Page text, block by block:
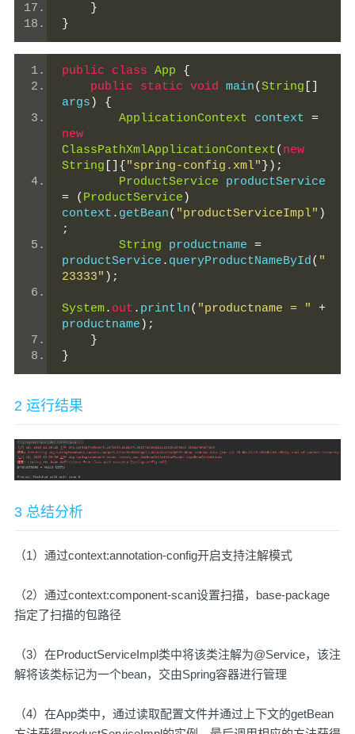
}
}
public class App
{
public
static void main(String
args )
{
ApplicationContext context =
new
ClassPathXmlApplicationContext( new
String []{ "spring-config.xml" });
ProductService
=
( ProductService )
context . getBean( "productServiceImpl" )
;
String productname =
productService . queryProductNameById( "
23333" );
System. out . println( "productname = "
+
productname );
}
}
2 运行结果
3 总结分析
（1）通过context:annotation-config开启支持注解模式
（2）通过context:component-scan设置扫描，base-package
指定了扫描的包路径
（3）在ProductServiceImpl类中将该类注解为@Service，该注
解将该类标记为一个bean，交由Spring容器进行管理
（4）在App类中，通过读取配置文件并通过上下文的getBean